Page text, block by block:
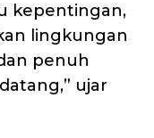
kepentingan,
lingkungan
penuh
ujar